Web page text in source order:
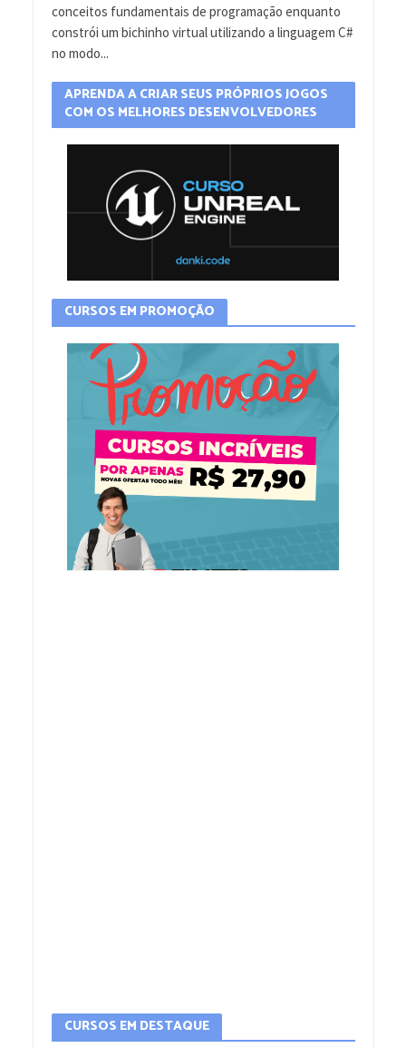
conceitos fundamentais de programação enquanto
constrói um bichinho virtual utilizando a linguagem C#
no modo...
APRENDA A CRIAR SEUS PRÓPRIOS JOGOS
COM OS MELHORES DESENVOLVEDORES
CURSOS EM PROMOÇÃO
CURSOS EM DESTAQUE